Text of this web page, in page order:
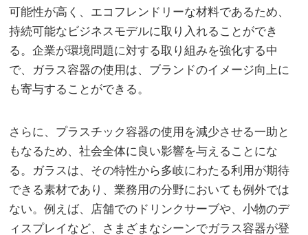
可能性が高く、エコフレンドリーな材料であるため、
持続可能なビジネスモデルに取り入れることができ
る。企業が環境問題に対する取り組みを強化する中
で、ガラス容器の使用は、ブランドのイメージ向上に
も寄与することができる。
さらに、プラスチック容器の使用を減少させる一助と
もなるため、社会全体に良い影響を与えることにな
る。ガラスは、その特性から多岐にわたる利用が期待
できる素材であり、業務用の分野においても例外では
ない。例えば、店舗でのドリンクサーブや、小物のデ
ィスプレイなど、さまざまなシーンでガラス容器が登